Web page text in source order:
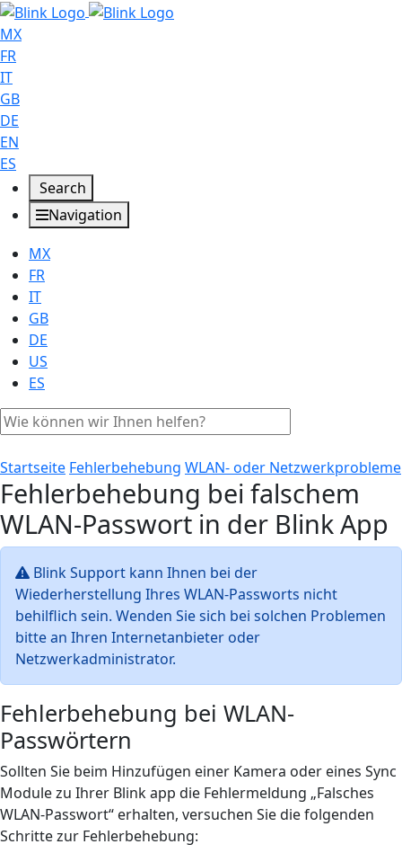
MX
FR
IT
GB
DE
EN
ES
Search
Navigation
MX
FR
IT
GB
DE
US
ES
Startseite Fehlerbehebung WLAN- oder Netzwerkprobleme
Fehlerbehebung bei falschem
WLAN-Passwort in der Blink App
Blink Support kann Ihnen bei der
Wiederherstellung Ihres WLAN-Passworts nicht
behilflich sein. Wenden Sie sich bei solchen Problemen
bitte an Ihren Internetanbieter oder
Netzwerkadministrator.
Fehlerbehebung bei WLAN-
Passwörtern
Sollten Sie beim Hinzufügen einer Kamera oder eines Sync
Module zu Ihrer Blink app die Fehlermeldung „Falsches
WLAN-Passwort“ erhalten, versuchen Sie die folgenden
Schritte zur Fehlerbehebung: